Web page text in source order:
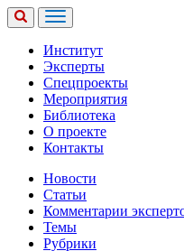
Институт
Эксперты
Спецпроекты
Мероприятия
Библиотека
О проекте
Контакты
Новости
Статьи
Комментарии
Темы
Рубрики